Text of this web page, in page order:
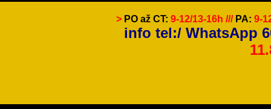
> PO až CT: 9-12/13-16h /// PA: 9-
info tel:/ WhatsApp